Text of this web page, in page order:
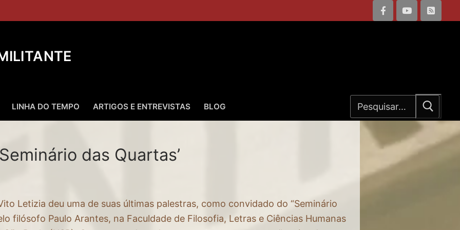
LINHA DO TEMPO ARTIGOS E ENTREVISTAS BLOG
Pesquisar
por:
das Quartas’
Letizia deu uma de suas últimas palestras, como convidado do “Seminário
filósofo Paulo Arantes, na Faculdade de Filosofia, Letras e Ciências Humanas